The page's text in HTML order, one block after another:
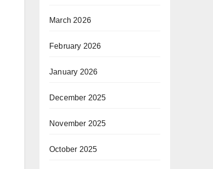
March 2026
February 2026
January 2026
December 2025
November 2025
October 2025